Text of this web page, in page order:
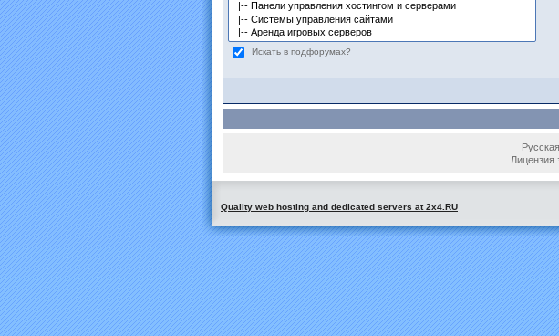
Искать в подфорумах?
Лицензия
Quality web hosting and dedicated servers at 2x4.RU